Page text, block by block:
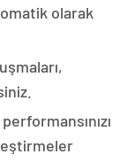
olarak